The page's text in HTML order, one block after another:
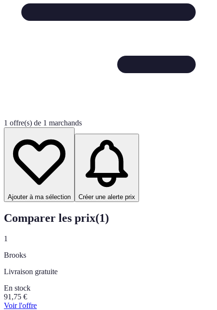
1 offre(s) de 1 marchands
Ajouter à ma sélection Créer une alerte prix
Comparer les prix(1)
1
Brooks
Livraison gratuite
En stock
91,75 €
Voir l'offre